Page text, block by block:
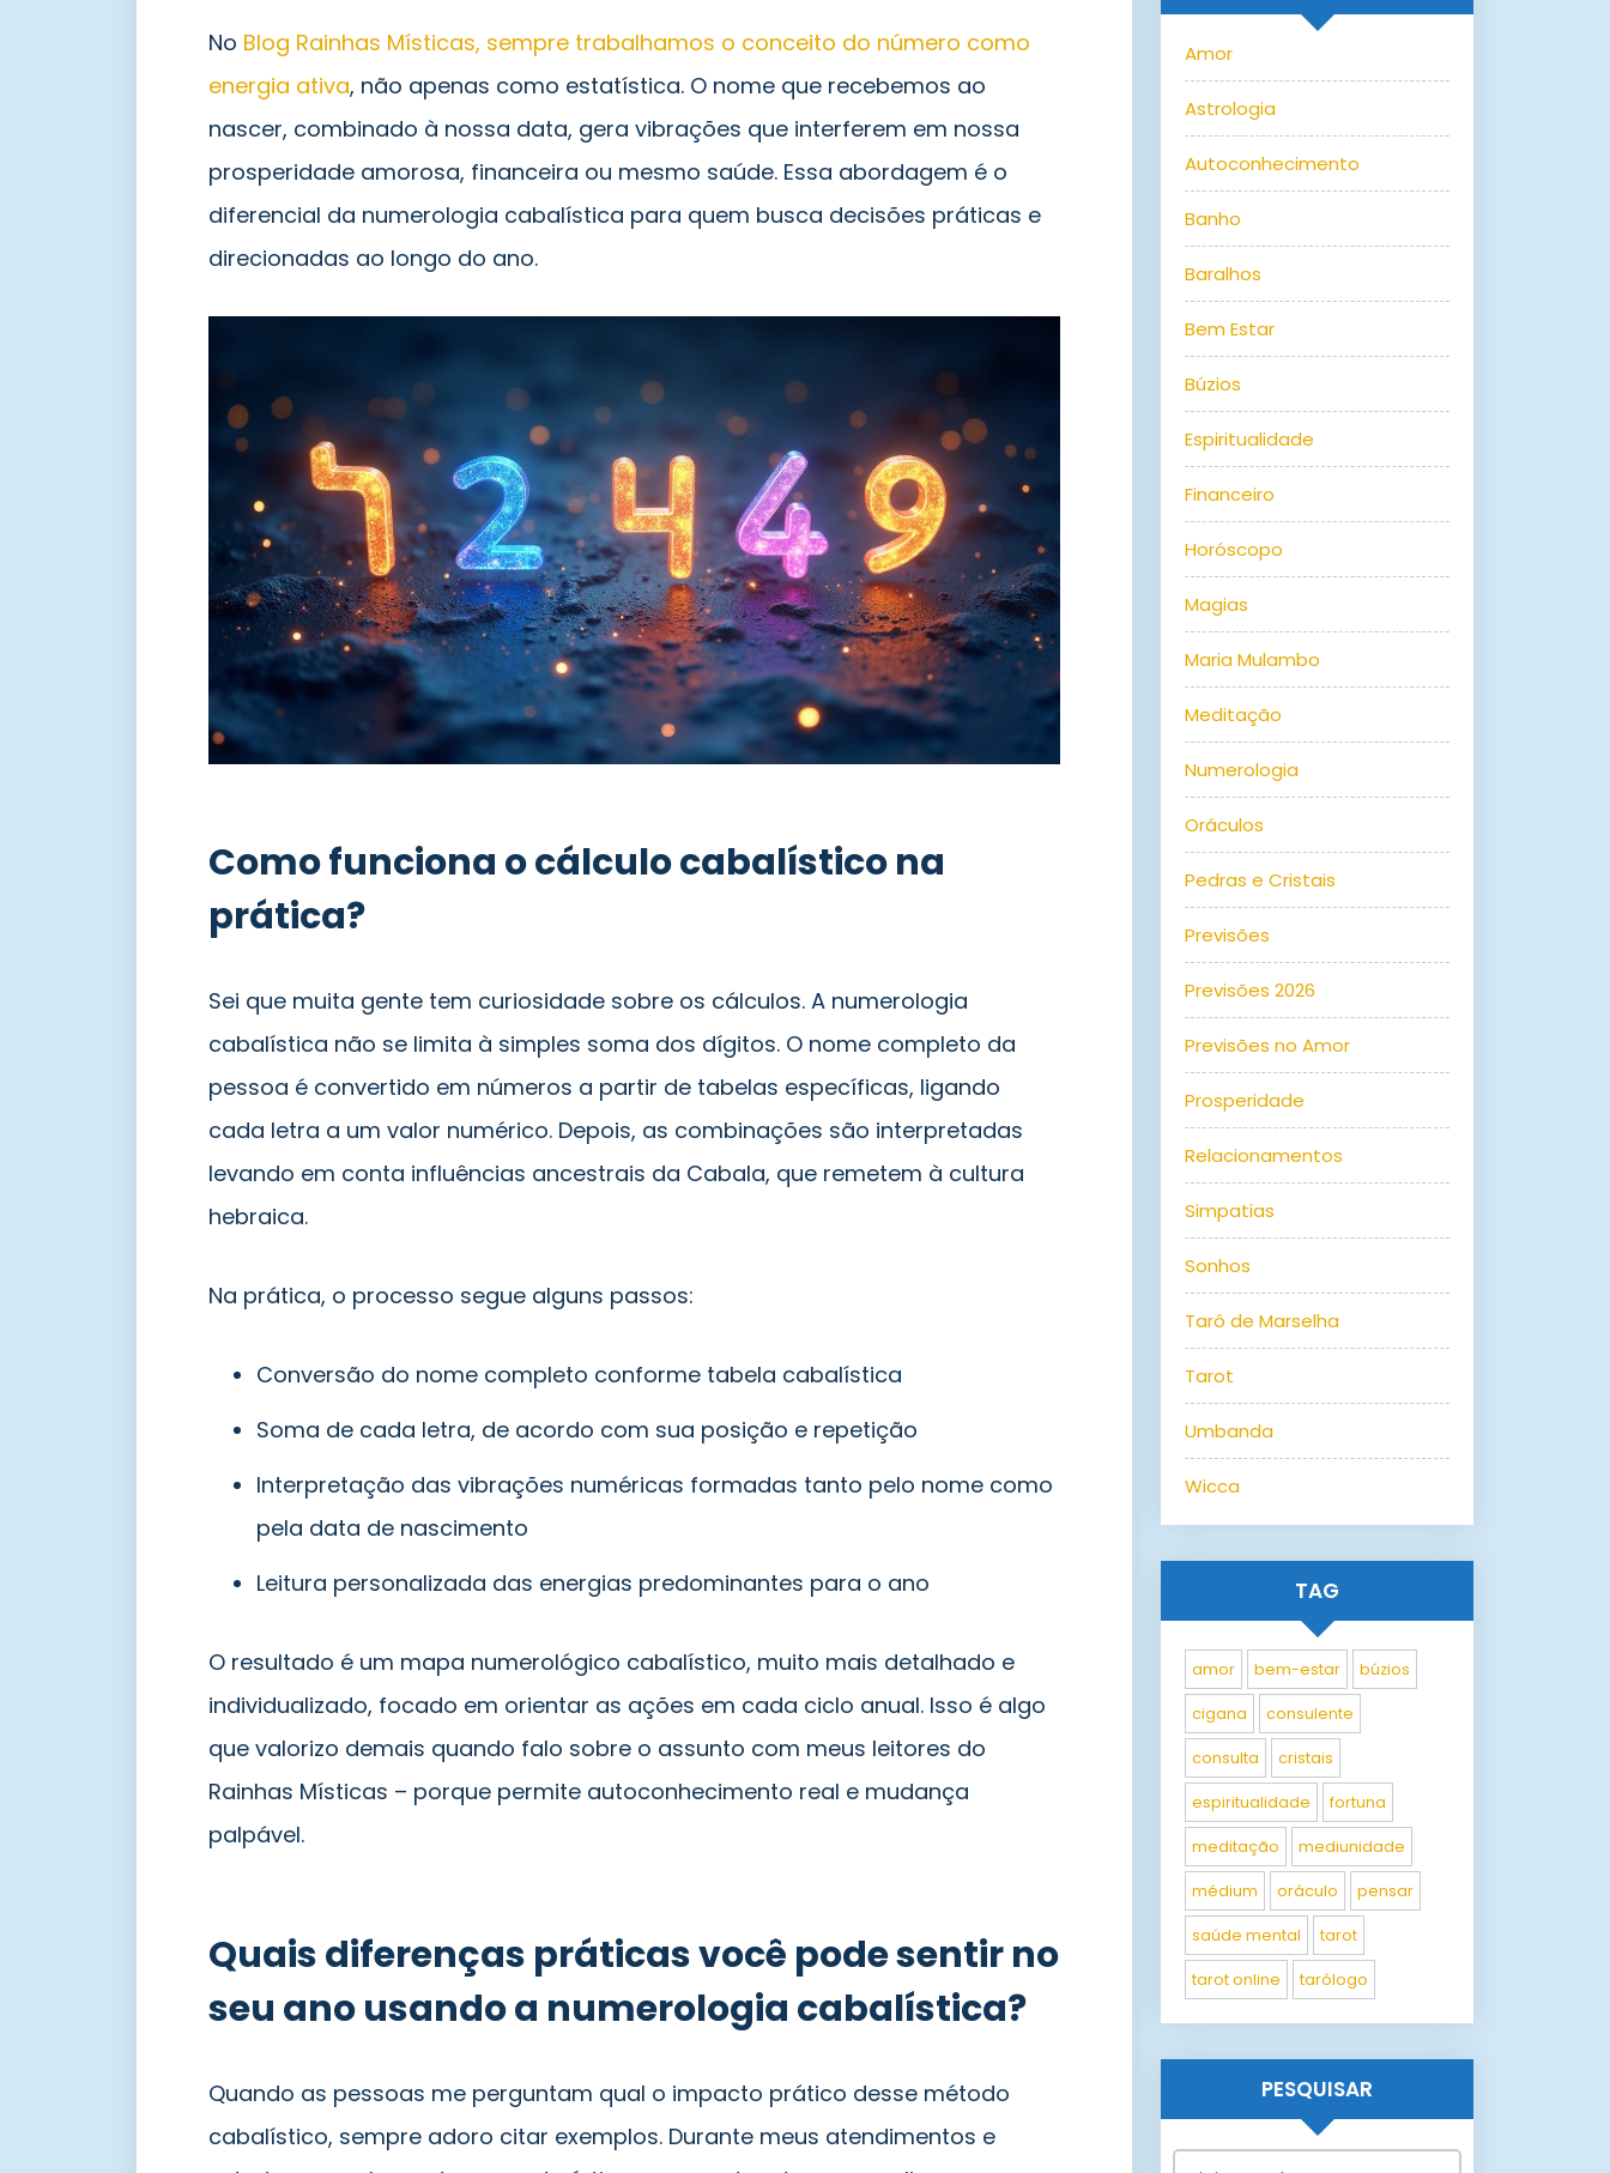
No Blog Rainhas Místicas, sempre trabalhamos o conceito do número como
energia ativa, não apenas como estatística. O nome que recebemos ao
nascer, combinado à nossa data, gera vibrações que interferem em nossa
prosperidade amorosa, financeira ou mesmo saúde. Essa abordagem é o
diferencial da numerologia cabalística para quem busca decisões práticas e
direcionadas ao longo do ano.
Como funciona o cálculo cabalístico na
prática?
Sei que muita gente tem curiosidade sobre os cálculos. A numerologia
cabalística não se limita à simples soma dos dígitos. O nome completo da
pessoa é convertido em números a partir de tabelas específicas, ligando
cada letra a um valor numérico. Depois, as combinações são interpretadas
levando em conta influências ancestrais da Cabala, que remetem à cultura
hebraica.
Na prática, o processo segue alguns passos:
Conversão do nome completo conforme tabela cabalística
Soma de cada letra, de acordo com sua posição e repetição
Interpretação das vibrações numéricas formadas tanto pelo nome como
pela data de nascimento
Leitura personalizada das energias predominantes para o ano
O resultado é um mapa numerológico cabalístico, muito mais detalhado e
individualizado, focado em orientar as ações em cada ciclo anual. Isso é algo
que valorizo demais quando falo sobre o assunto com meus leitores do
Rainhas Místicas – porque permite autoconhecimento real e mudança
palpável.
Quais diferenças práticas você pode sentir no
seu ano usando a numerologia cabalística?
Quando as pessoas me perguntam qual o impacto prático desse método
cabalístico, sempre adoro citar exemplos. Durante meus atendimentos e
Amor
Astrologia
Autoconhecimento
Banho
Baralhos
Bem Estar
Búzios
Espiritualidade
Financeiro
Horóscopo
Magias
Maria Mulambo
Meditação
Numerologia
Oráculos
Pedras e Cristais
Previsões
Previsões 2026
Previsões no Amor
Prosperidade
Relacionamentos
Simpatias
Sonhos
Tarô de Marselha
Tarot
Umbanda
Wicca
TAG
amor bem-estar búzios
cigana consulente
consulta cristais
espiritualidade fortuna
meditação mediunidade
médium oráculo pensar
saúde mental tarot
tarot online tarólogo
PESQUISAR